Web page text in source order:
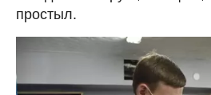
простыл.